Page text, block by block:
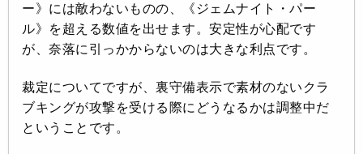
ー》には敵わないものの、《ジェムナイト・パー
ル》を超える数値を出せます。安定性が心配です
が、奈落に引っかからないのは大きな利点です。
裁定についてですが、裏守備表示で素材のないクラ
ブキングが攻撃を受ける際にどうなるかは調整中だ
ということです。